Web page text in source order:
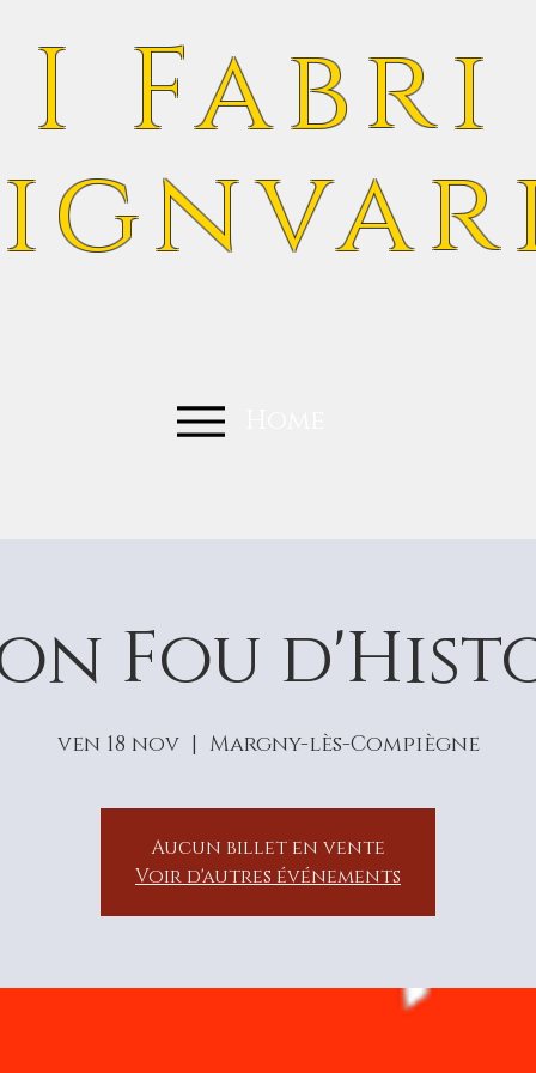
I Fabri
Fou
ven 18 nov
  |
Margny-lès-Compiègne
Aucun billet en vente
Voir d'autres événements